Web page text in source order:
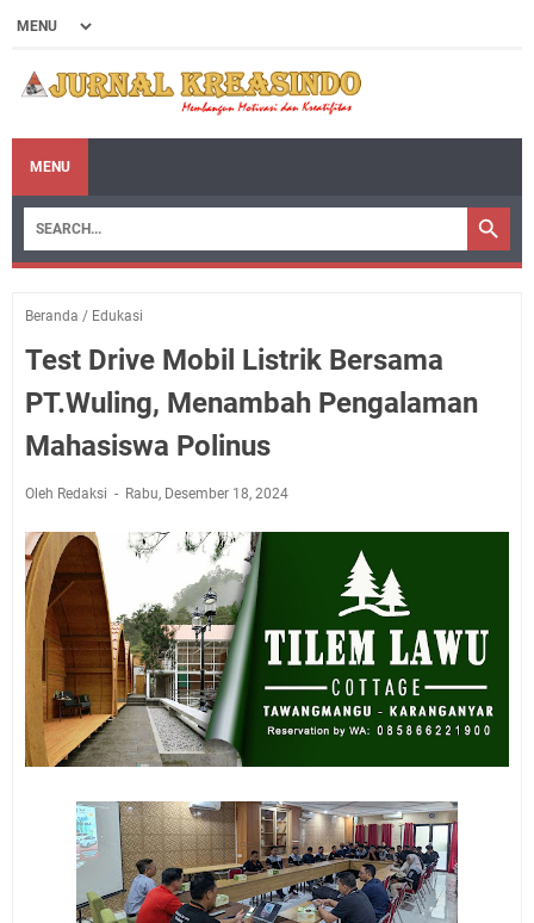
MENU
Beranda / Edukasi
Test Drive Mobil Listrik Bersama
PT.Wuling, Menambah Pengalaman
Mahasiswa Polinus
Oleh Redaksi Rabu, Desember 18, 2024